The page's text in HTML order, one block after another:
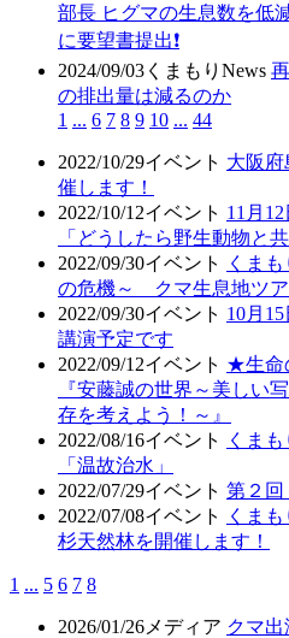
部長 ヒグマの生息数を低
に要望書提出❗
2024/09/03 くまもりNews
の排出量は減るのか
1 ... 6 7 8 9 10 ... 44
2022/10/29イベント 大阪府
催します！
2022/10/12イベント 11月
「どうしたら野生動物と
2022/09/30イベント
くま
の危機～ クマ生息地ツア
2022/09/30イベント 10月
講演予定です
2022/09/12イベント ★生命
『安藤誠の世界～美しい
存を考えよう！～』
2022/08/16イベント
くま
「温故治水」
2022/07/29イベント 第２回
2022/07/08イベント
くま
杉天然林を開催します！
1 ... 5 6 7 8
2026/01/26 メディア クマ